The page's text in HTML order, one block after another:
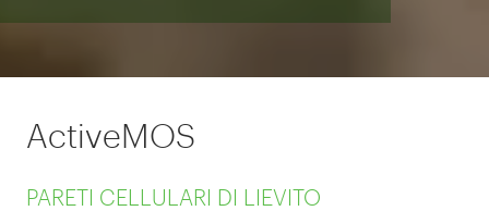
ActiveMOS
PARETI CELLULARI DI LIEVITO